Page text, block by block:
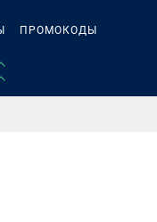
ПРОМОКОДЫ